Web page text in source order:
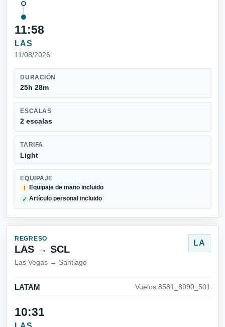
11:58
LAS
11/08/2026
DURACIÓN
25h 28m
ESCALAS
2 escalas
TARIFA
Light
EQUIPAJE
!
Equipaje de mano incluido
✓ Artículo personal incluido
REGRESO
LAS → SCL
Las Vegas → Santiago
LA
LATAM Vuelos 8581_8990_501
10:31